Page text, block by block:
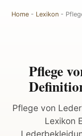
Home - Lexikon -
Pflege
Pflege von
Lexikon